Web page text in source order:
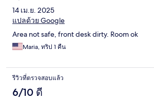
14 เม.ย. 2025
แปลด้วย Google
Area not safe, front desk dirty. Room ok
Maria, ทริป 1 คืน
รีวิวที่ตรวจสอบแล้ว
6/10 ดี